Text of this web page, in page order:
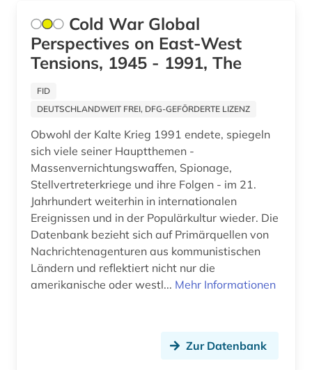
Cold War Global
Perspectives on East-West
Tensions, 1945 - 1991, The
FID
DEUTSCHLANDWEIT FREI, DFG-GEFÖRDERTE LIZENZ
Obwohl der Kalte Krieg 1991 endete, spiegeln
sich viele seiner Hauptthemen -
Massenvernichtungswaffen, Spionage,
Stellvertreterkriege und ihre Folgen - im 21.
Jahrhundert weiterhin in internationalen
Ereignissen und in der Populärkultur wieder. Die
Datenbank bezieht sich auf Primärquellen von
Nachrichtenagenturen aus kommunistischen
Ländern und reflektiert nicht nur die
amerikanische oder westl... Mehr Informationen
Zur Datenbank